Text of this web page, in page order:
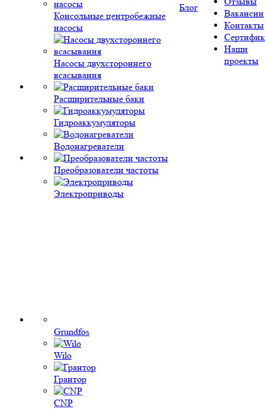
Консольные центробежные
насосы
Насосы двухстороннего
всасывания
Расширительные баки
Гидроаккумуляторы
Водонагреватели
Преобразователи частоты
Электроприводы
Grundfos
Wilo
Грантор
CNP
Блог
Вакансии
Контакты
Наши
проекты